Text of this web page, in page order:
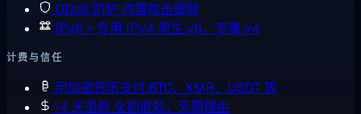
DDoS 防护 内置攻击缓解
IPv6 + 专用 IPv4 原生 v6，专属 v4
计费与信任
用加密货币支付 BTC、XMR、USDT 等
14 天退款全额退款，无需理由